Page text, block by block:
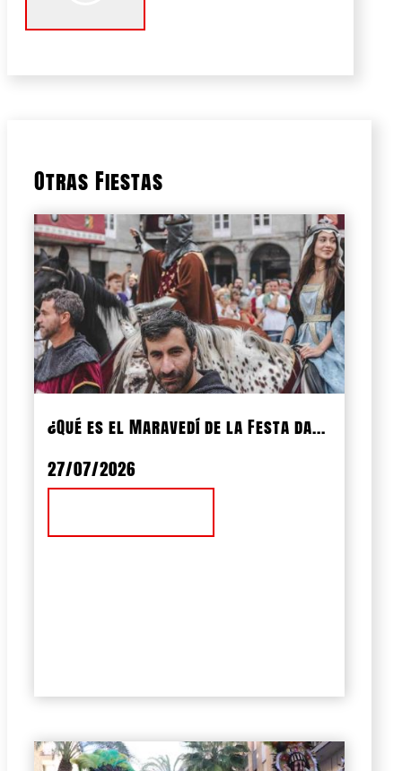
Otras Fiestas
¿Qué es el Maravedí de la Festa da...
27/07/2026